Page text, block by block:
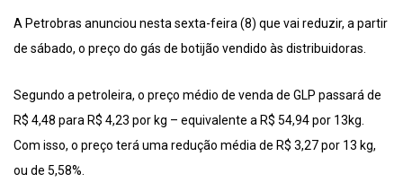
A Petrobras anunciou nesta sexta-feira (8) que vai reduzir, a partir
de sábado, o preço do gás de botijão vendido às distribuidoras.
Segundo a petroleira, o preço médio de venda de GLP passará de
R$ 4,48 para R$ 4,23 por kg – equivalente a R$ 54,94 por 13kg.
Com isso, o preço terá uma redução média de R$ 3,27 por 13 kg,
ou de 5,58%.